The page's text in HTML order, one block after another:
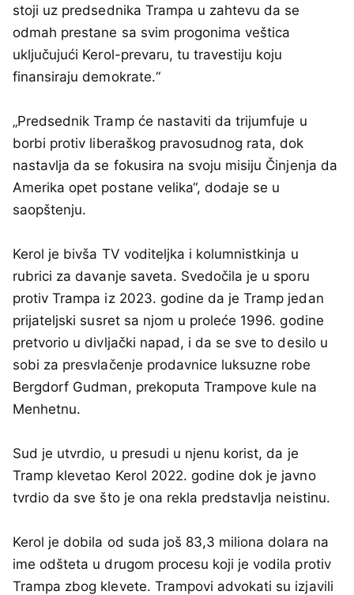
stoji uz predsednika Trampa u zahtevu da se
odmah prestane sa svim progonima veštica
uključujući Kerol-prevaru, tu travestiju koju
finansiraju demokrate.“
„Predsednik Tramp će nastaviti da trijumfuje u
borbi protiv liberaškog pravosudnog rata, dok
nastavlja da se fokusira na svoju misiju Činjenja da
Amerika opet postane velika“, dodaje se u
saopštenju.
Kerol je bivša TV voditeljka i kolumnistkinja u
rubrici za davanje saveta. Svedočila je u sporu
protiv Trampa iz 2023. godine da je Tramp jedan
prijateljski susret sa njom u proleće 1996. godine
pretvorio u divljački napad, i da se sve to desilo u
sobi za presvlačenje prodavnice luksuzne robe
Bergdorf Gudman, prekoputa Trampove kule na
Menhetnu.
Sud je utvrdio, u presudi u njenu korist, da je
Tramp klevetao Kerol 2022. godine dok je javno
tvrdio da sve što je ona rekla predstavlja neistinu.
Kerol je dobila od suda još 83,3 miliona dolara na
ime odšteta u drugom procesu koji je vodila protiv
Trampa zbog klevete. Trampovi advokati su izjavili